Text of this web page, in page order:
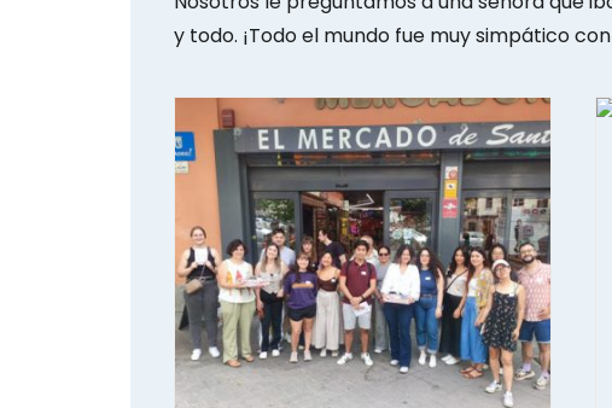
y todo. ¡Todo el mundo fue muy simpático